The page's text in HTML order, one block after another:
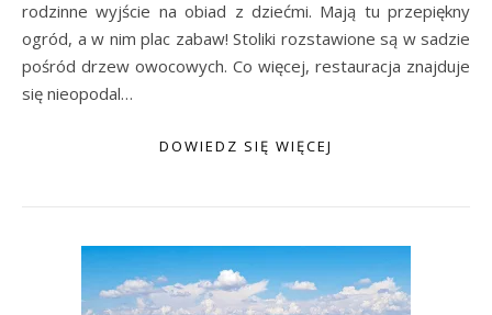
rodzinne wyjście na obiad z dziećmi. Mają tu przepiękny
ogród, a w nim plac zabaw! Stoliki rozstawione są w sadzie
pośród drzew owocowych. Co więcej, restauracja znajduje
się nieopodal…
DOWIEDZ SIĘ WIĘCEJ